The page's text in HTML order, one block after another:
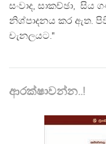
සංවාද, සාකච්ඡා,
නිශ්පාදනය කර ඇත.
චැනලයට."
ආරක්ෂාවන්න..!